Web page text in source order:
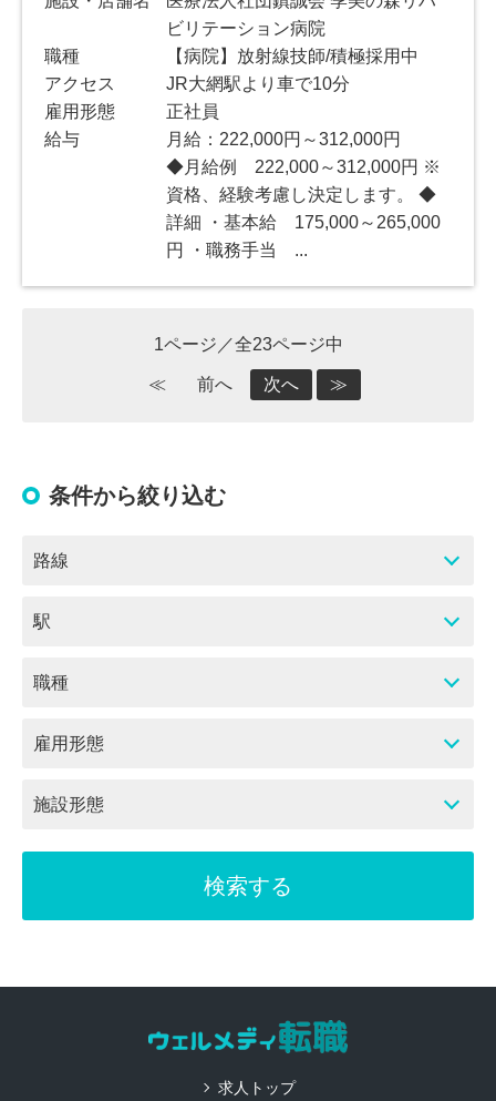
ビリテーション病院
職種
【病院】放射線技師/積極採用中
アクセス
JR大網駅より車で10分
雇用形態
正社員
給与
月給：222,000円～312,000円
◆月給例 222,000～312,000円 ※
資格、経験考慮し決定します。 ◆
詳細 ・基本給 175,000～265,000
円 ・職務手当 ...
1ページ／全23ページ中
≪ 前へ 次へ ≫
条件から絞り込む
路線
駅
職種
雇用形態
施設形態
求人トップ